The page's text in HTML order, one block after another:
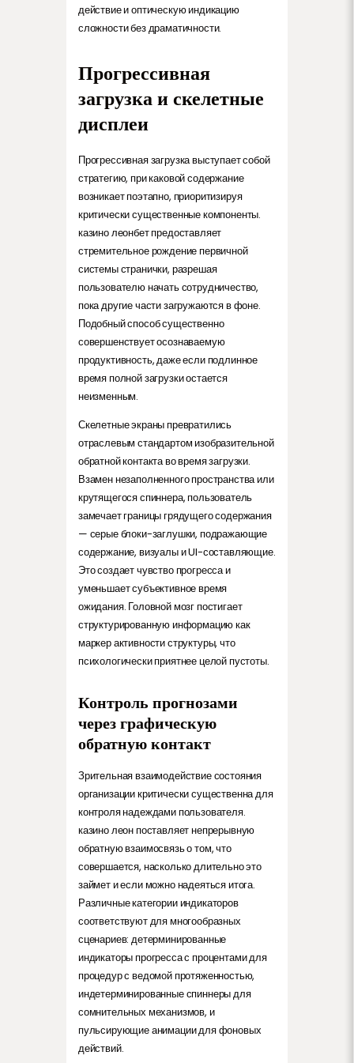
действие и оптическую индикацию
сложности без драматичности.
Прогрессивная
загрузка и скелетные
дисплеи
Прогрессивная загрузка выступает собой
стратегию, при каковой содержание
возникает поэтапно, приоритизируя
критически существенные компоненты.
казино леонбет предоставляет
стремительное рождение первичной
системы странички, разрешая
пользователю начать сотрудничество,
пока другие части загружаются в фоне.
Подобный способ существенно
совершенствует осознаваемую
продуктивность, даже если подлинное
время полной загрузки остается
неизменным.
Скелетные экраны превратились
отраслевым стандартом изобразительной
обратной контакта во время загрузки.
Взамен незаполненного пространства или
крутящегося спиннера, пользователь
замечает границы грядущего содержания
— серые блоки-заглушки, подражающие
содержание, визуалы и UI-составляющие.
Это создает чувство прогресса и
уменьшает субъективное время
ожидания. Головной мозг постигает
структурированную информацию как
маркер активности структуры, что
психологически приятнее целой пустоты.
Контроль прогнозами
через графическую
обратную контакт
Зрительная взаимодействие состояния
организации критически существенна для
контроля надеждами пользователя.
казино леон поставляет непрерывную
обратную взаимосвязь о том, что
совершается, насколько длительно это
займет и если можно надеяться итога.
Различные категории индикаторов
соответствуют для многообразных
сценариев: детерминированные
индикаторы прогресса с процентами для
процедур с ведомой протяженностью,
индетерминированные спиннеры для
сомнительных механизмов, и
пульсирующие анимации для фоновых
действий.